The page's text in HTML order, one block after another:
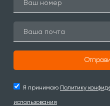
Я принимаю Политику
использования